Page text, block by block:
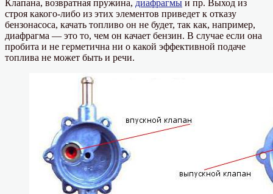
Клапана, возвратная пружина, диафрагмы и пр. Выход из
строя какого-либо из этих элементов приведет к отказу
бензонасоса, качать топливо он не будет, так как, например,
диафрагма — это то, чем он качает бензин. В случае если она
пробита и не герметична ни о какой эффективной подаче
топлива не может быть и речи.